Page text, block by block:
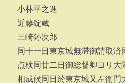
小林平之進
近藤錠蔵
三崎釥次郎
同十一日東京城無滞御請取済
点検同廿二日御総督卿ヨリ
相成候同日於東京城又左衛門